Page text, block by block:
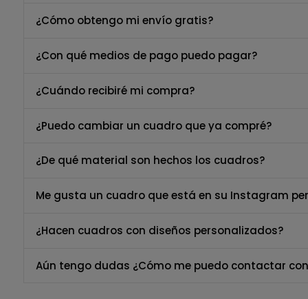
¿Cómo obtengo mi envío gratis?
¿Con qué medios de pago puedo pagar?
¿Cuándo recibiré mi compra?
¿Puedo cambiar un cuadro que ya compré?
¿De qué material son hechos los cuadros?
Me gusta un cuadro que está en su Instagram
¿Hacen cuadros con diseños personalizados?
Aún tengo dudas ¿Cómo me puedo contactar